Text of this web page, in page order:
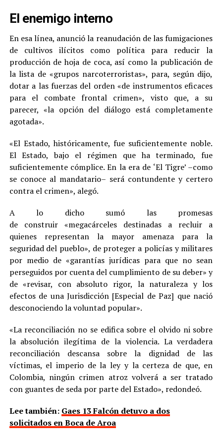
El enemigo interno
En esa línea, anunció la reanudación de las fumigaciones
de cultivos ilícitos como política para reducir la
producción de hoja de coca, así como la publicación de
la lista de «grupos narcoterroristas», para, según dijo,
dotar a las fuerzas del orden «de instrumentos eficaces
para el combate frontal crimen», visto que, a su
parecer, «la opción del diálogo está completamente
agotada».
«El Estado, históricamente, fue suficientemente noble.
El Estado, bajo el régimen que ha terminado, fue
suficientemente cómplice. En la era de ‘El Tigre’ –como
se conoce al mandatario– será contundente y certero
contra el crimen», alegó.
A lo dicho sumó las promesas
de construir «megacárceles destinadas a recluir a
quienes representan la mayor amenaza para la
seguridad del pueblo», de proteger a policías y militares
por medio de «garantías jurídicas para que no sean
perseguidos por cuenta del cumplimiento de su deber» y
de «revisar, con absoluto rigor, la naturaleza y los
efectos de una Jurisdicción [Especial de Paz] que nació
desconociendo la voluntad popular».
«La reconciliación no se edifica sobre el olvido ni sobre
la absolución ilegítima de la violencia. La verdadera
reconciliación descansa sobre la dignidad de las
víctimas, el imperio de la ley y la certeza de que, en
Colombia, ningún crimen atroz volverá a ser tratado
con guantes de seda por parte del Estado», redondeó.
Lee también: Gaes 13 Falcón detuvo a dos
solicitados en Boca de Aroa